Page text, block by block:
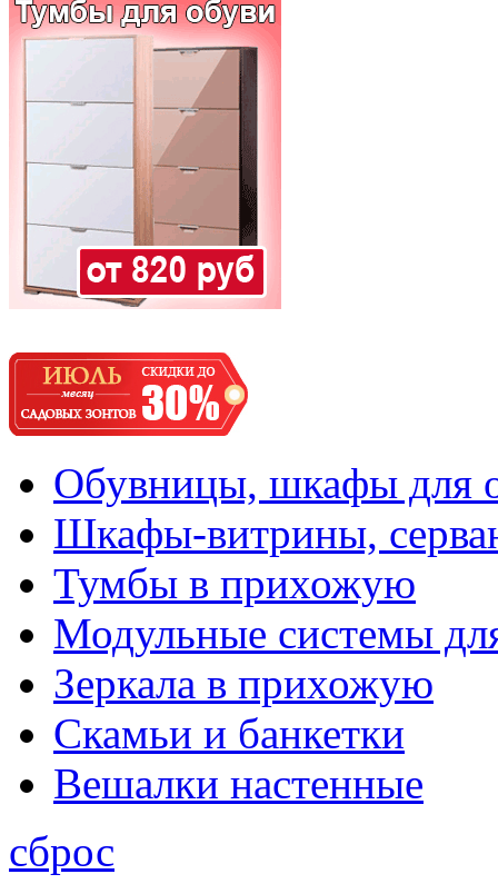
Обувницы, шкафы для
Шкафы-витрины,
Тумбы в прихожую
Модульные системы
Зеркала в прихожую
Скамьи и банкетки
Вешалки настенные
сброс